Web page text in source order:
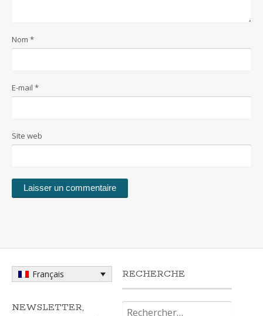
Nom *
E-mail *
Site web
Français
NEWSLETTER,
RECHERCHE